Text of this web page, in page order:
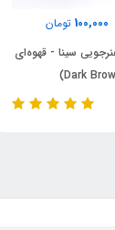
100,000 تومان
سینا - آبی